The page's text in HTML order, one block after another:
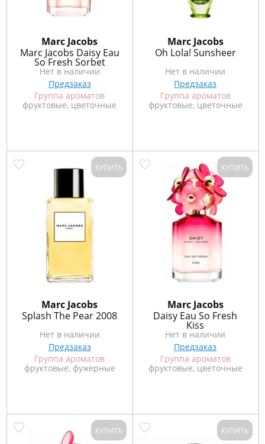
Marс Jacobs
Marc Jacobs Daisy Eau
So Fresh Sorbet
Нет в наличии
Предзаказ
Группа ароматов
фруктовые, цветочные
Marс Jacobs
Oh Lola! Sunsheer
Нет в наличии
Предзаказ
Группа ароматов
фруктовые, цветочные
КУПИТЬ
Marс Jacobs
Splash The Pear 2008
Нет в наличии
Предзаказ
Группа ароматов
фруктовые, фужерные
КУПИТЬ
Marс Jacobs
Daisy Eau So Fresh
Kiss
Нет в наличии
Предзаказ
Группа ароматов
фруктовые, цветочные
КУПИТЬ КУПИТЬ